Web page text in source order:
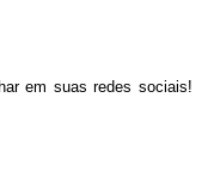
em suas redes sociais!